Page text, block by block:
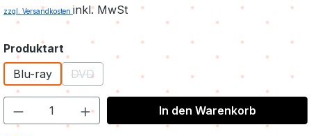
zzgl. Versandkosten inkl. MwSt
Produktart auswählen
Blu-ray
DVD
(Diese Option ist zurzeit nicht verfügbar.)
In den Warenkorb